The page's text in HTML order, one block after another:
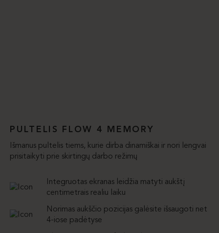
PULTELIS FLOW 4 MEMORY
Išmanus pultelis tiems, kurie dirba dinamiškai ir nori lengvai
prisitaikyti prie skirtingų darbo režimų
Integruotas ekranas leidžia matyti aukštį
centimetrais realiu laiku
Norimas aukščio pozicijas galėsite išsaugoti net
4-iose padėtyse